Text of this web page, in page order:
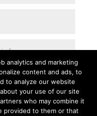
analytics and marketing
content and ads, to
to analyze our website
your use of our site
who may combine it
provided to them or that